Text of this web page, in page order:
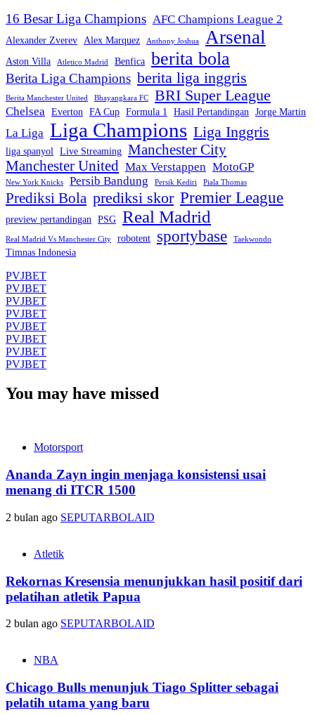
16 Besar Liga Champions AFC Champions League 2
Alexander Zverev Alex Marquez Anthony Joshua Arsenal
Aston Villa Atletico Madrid Benfica berita bola
Berita Liga Champions berita liga inggris
Berita Manchester United Bhayangkara FC BRI Super League
Chelsea Everton FA Cup Formula 1 Hasil Pertandingan Jorge Martin
La Liga Liga Champions Liga Inggris
liga spanyol Live Streaming Manchester City
Manchester United Max Verstappen MotoGP
New York Knicks Persib Bandung Persik Kediri Piala Thomas
Prediksi Bola prediksi skor Premier League
preview pertandingan PSG Real Madrid
Real Madrid Vs Manchester City robotent sportybase Taekwondo
Timnas Indonesia
PVJBET
PVJBET
PVJBET
PVJBET
PVJBET
PVJBET
PVJBET
PVJBET
You may have missed
Motorsport
Ananda Zayn ingin menjaga konsistensi usai
menang di ITCR 1500
2 bulan ago SEPUTARBOLAID
Atletik
Rekornas Kresensia menunjukkan hasil positif dari
pelatihan atletik Papua
2 bulan ago SEPUTARBOLAID
NBA
Chicago Bulls menunjuk Tiago Splitter sebagai
pelatih utama yang baru